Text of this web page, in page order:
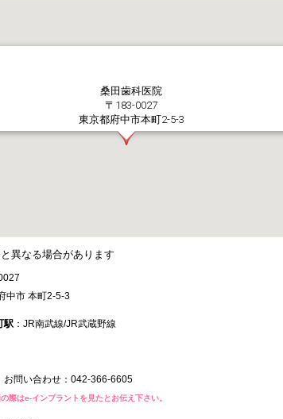
桑田歯科医院
〒183-0027
東京都府中市本町2-5-3
異なる場合があります
中市 本町2-5-3
駅 ：JR南武線/JR武蔵野線
お問い合わせ： 042-366-6605
際はe-インプラントを見たとお伝え下さい。